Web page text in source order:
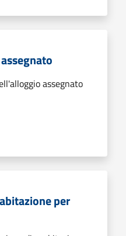
assegnato
per